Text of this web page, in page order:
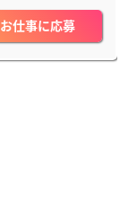
仕事に応募